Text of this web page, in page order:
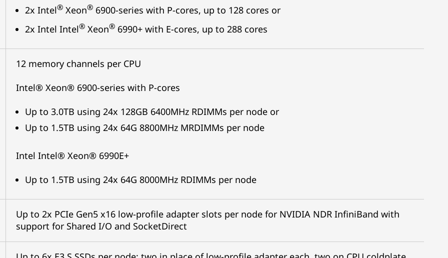
2x Intel®Xeon®6900-series with P-cores, up to 128 cores or
2x Intel Intel®Xeon®6990+ with E-cores, up to 288 cores
12 memory channels per CPU
Intel® Xeon® 6900-series with P-cores
Up to 3.0TB using 24x 128GB 6400MHz RDIMMs per node or
Up to 1.5TB using 24x 64G 8800MHz MRDIMMs per node
Intel Intel® Xeon® 6990E+
Up to 1.5TB using 24x 64G 8000MHz RDIMMs per node
Up to 2x PCIe Gen5 x16 low-profile adapter slots per node for NVIDIA NDR InfiniBand with
support for Shared I/O and SocketDirect